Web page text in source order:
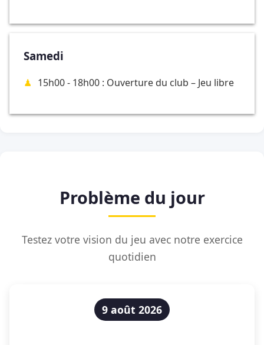
Samedi
15h00 - 18h00 : Ouverture du club – Jeu libre
Problème du jour
Testez votre vision du jeu avec notre exercice
quotidien
9 août 2026